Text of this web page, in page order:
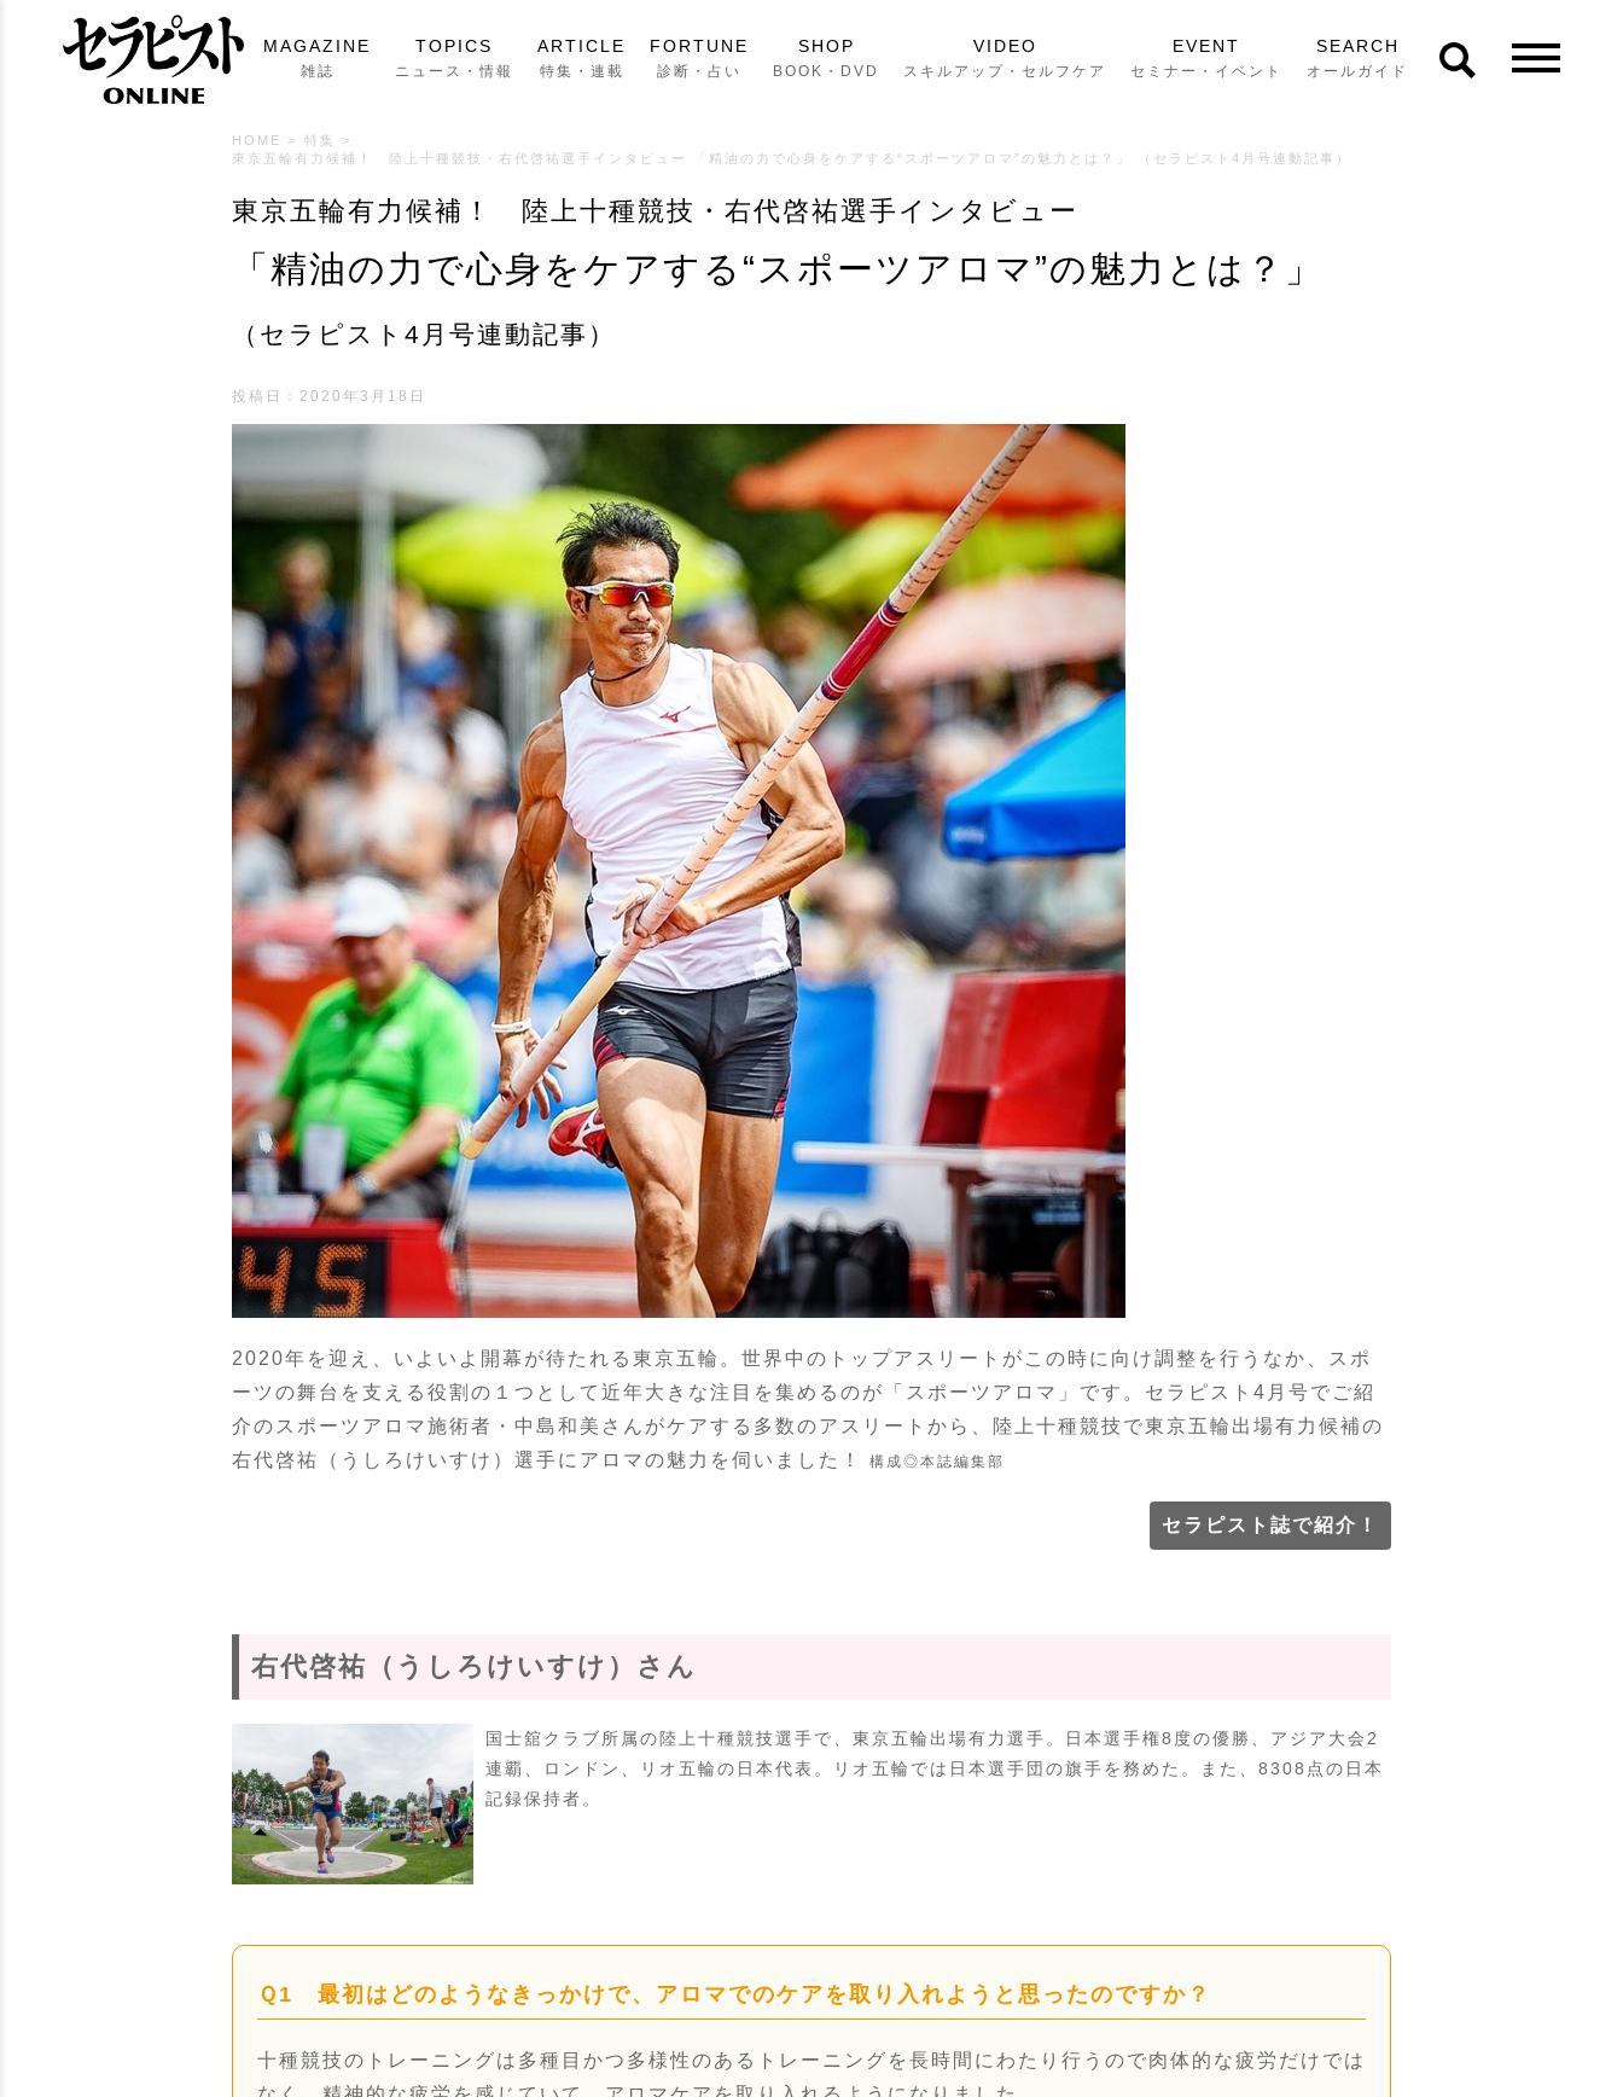
MAGAZINE
雑誌
TOPICS
ニュース・情報
ARTICLE
特集・連載
FORTUNE
診断・占い
SHOP
BOOK・DVD
VIDEO
スキルアップ・セルフケア
EVENT
セミナー・イベント
SEARCH
オールガイド
HOME > 特集
>
東京五輪有力候補！ 陸上十種競技・右代啓祐選手インタビュー 「精油の力で心身をケアする“スポーツアロマ”の魅力とは？」 （セラピスト4月号連動記事）
東京五輪有力候補！ 陸上十種競技・右代啓祐選手インタビュー
「精油の力で心身をケアする“スポーツアロマ”の魅力とは？」
（セラピスト4月号連動記事）
投稿日： 2020年3月18日
2020年を迎え、いよいよ開幕が待たれる東京五輪。世界中のトップアスリートがこの時に向け調整を行うなか、スポ
ーツの舞台を支える役割の１つとして近年大きな注目を集めるのが「スポーツアロマ」です。セラピスト4月号でご紹
介のスポーツアロマ施術者・中島和美さんがケアする多数のアスリートから、陸上十種競技で東京五輪出場有力候補の
右代啓祐（うしろけいすけ）選手にアロマの魅力を伺いました！
構成◎本誌編集部
セラピスト誌で紹介！
右代啓祐（うしろけいすけ）さん
国士舘クラブ所属の陸上十種競技選手で、東京五輪出場有力選手。日本選手権8度の優勝、アジア大会2
連覇、ロンドン、リオ五輪の日本代表。リオ五輪では日本選手団の旗手を務めた。また、8308点の日本
記録保持者。
Ｑ1 最初はどのようなきっかけで、アロマでのケアを取り入れようと思ったのですか？
十種競技のトレーニングは多種目かつ多様性のあるトレーニングを長時間にわたり行うので肉体的な疲労だけでは